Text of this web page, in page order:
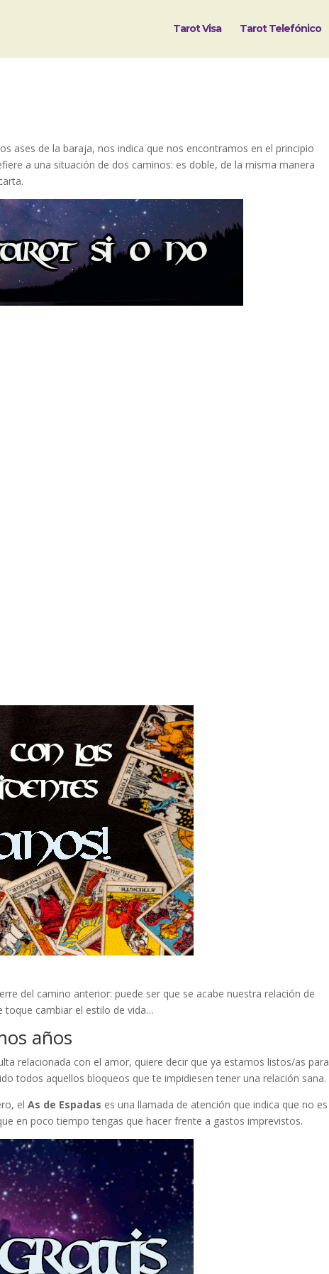
Tarot Visa Tarot Telefónico
ases de la baraja, nos indica que nos encontramos en el principio
a una situación de dos caminos: es doble, de la misma manera
del camino anterior: puede ser que se acabe nuestra relación de
toque cambiar el estilo de vida…
años
relacionada con el amor, quiere decir que ya estamos listos/as para
todos aquellos bloqueos que te impidiesen tener una relación sana.
elAs de Espadas es una llamada de atención que indica que no es
en poco tiempo tengas que hacer frente a gastos imprevistos.